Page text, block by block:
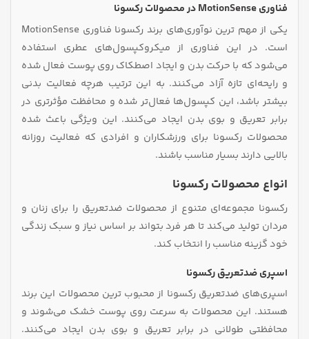
فناوری MotionSense در محصولات رکسونا
یکی از مهم‌ ترین نوآوری‌های برند رکسونا فناوری MotionSense
است. در این فناوری از میکروکپسول‌های عطری استفاده
می‌شود که با حرکت بدن و ایجاد اصطکاک روی پوست فعال شده
و رایحه‌ای تازه آزاد می‌کنند. به این ترتیب هرچه فعالیت بدنی
بیشتر باشد، این کپسول‌ها فعال‌تر شده و محافظت مؤثرتری در
برابر تعریق و بوی بدن ایجاد می‌کنند. این ویژگی باعث شده
محصولات رکسونا برای ورزشکاران و افرادی که فعالیت روزانه
بالایی دارند بسیار مناسب باشند.
انواع محصولات رکسونا
رکسونا مجموعه‌ای متنوع از محصولات ضدتعریق را برای زنان و
مردان تولید می‌کند تا هر فرد بتواند بر اساس نیاز و سبک زندگی
خود گزینه مناسب را انتخاب کند.
اسپری ضدتعریق رکسونا
اسپری‌های ضدتعریق رکسونا از محبوب‌ ترین محصولات این برند
هستند. این محصولات به سرعت روی پوست خشک می‌شوند و
محافظتی طولانی در برابر تعریق و بوی بدن ایجاد می‌کنند.